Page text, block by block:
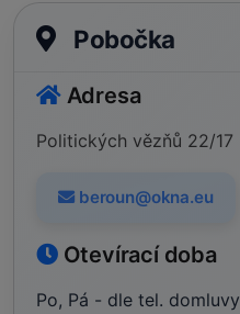
Pobočka
Adresa
Politických vězňů 22/17
beroun@okna.eu
Otevírací doba
Po, Pá - dle tel. domluvy